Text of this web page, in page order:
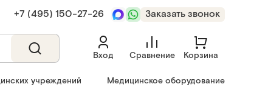
+7 (495) 150‑27‑26 Заказать звонок
Вход Сравнение Корзина
учреждений Медицинское оборудование